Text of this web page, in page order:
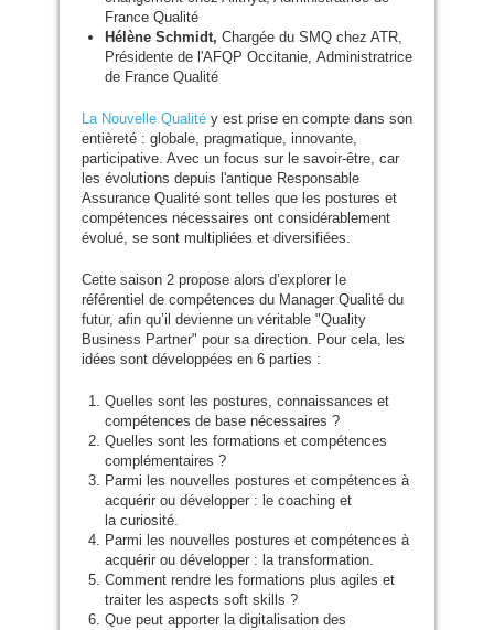
France Qualité
Hélène Schmidt, Chargée du SMQchez ATR,
Présidente de l'AFQP Occitanie, Administratrice
de France Qualité
La Nouvelle Qualité y est prise en compte dans son
entièreté : globale, pragmatique, innovante,
participative. Avec un focus sur le savoir-être, car
les évolutions depuis l'antique Responsable
Assurance Qualité sont telles que les postures et
compétences nécessaires ont considérablement
évolué, se sont multipliées et diversifiées.
Cette saison 2 propose alors d’explorer le
référentiel de compétences du Manager Qualité du
futur, afin qu’il devienne un véritable "Quality
Business Partner" pour sa direction. Pour cela, les
idées sont développées en 6 parties :
Quelles sont les postures, connaissances et
compétences de base nécessaires ?
Quelles sont les formations et compétences
complémentaires ?
Parmi les nouvelles postures et compétences à
acquérir ou développer : le coaching et
la curiosité.
Parmi les nouvelles postures et compétences à
acquérir ou développer : la transformation.
Comment rendre les formations plus agiles et
traiter les aspects soft skills ?
Que peut apporter la digitalisation des